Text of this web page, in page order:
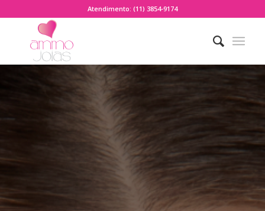
Atendimento: (11) 3854-9174